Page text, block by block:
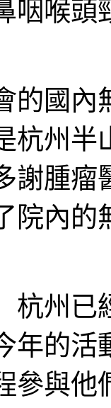
咽喉
的國內
杭州半
謝腫瘤
院內的
杭州已
年的活
參與他